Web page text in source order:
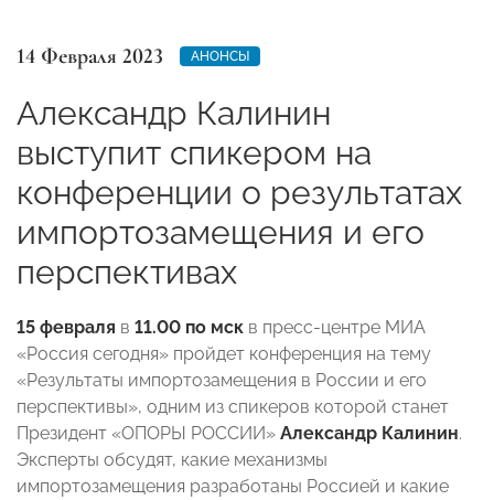
14 Февраля 2023 АНОНСЫ
Александр Калинин
выступит спикером на
конференции о результатах
импортозамещения и его
перспективах
15 февраля в 11.00 по мск в пресс-центре МИА
«Россия сегодня» пройдет конференция на тему
«Результаты импортозамещения в России и его
перспективы», одним из спикеров которой станет
Президент «ОПОРЫ РОССИИ» Александр Калинин.
Эксперты обсудят, какие механизмы
импортозамещения разработаны Россией и какие